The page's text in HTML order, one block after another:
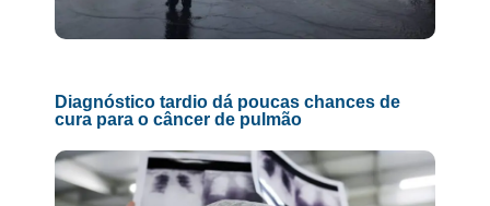
Diagnóstico tardio dá poucas chances de
cura para o câncer de pulmão